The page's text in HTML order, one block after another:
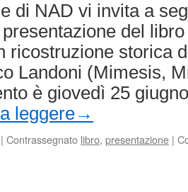
in
Italia.
di NAD vi invita a
del
ricostruzione storica
Landoni (Mimesis,
è giovedì 25
leggere→
| Contrassegnato libro, presentazione |